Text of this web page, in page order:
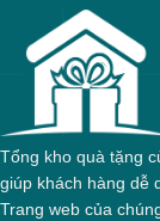
Tổng kho quà tặng
giúp khách hàng dễ
Trang web của